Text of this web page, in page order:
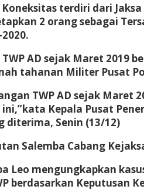
terdiri dari
2 orang sebagai
AD sejak Maret 2019
tahanan Militer Pusat
TWP AD sejak
Kepala Pusat
diterima, Senin (13/12)
Salemba Cabang
Leo mengungkapkan
berdasarkan Keputusan